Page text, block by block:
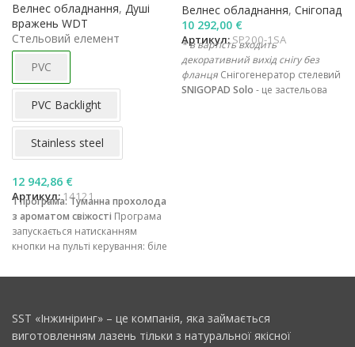
Велнес обладнання, Душі
вражень WDT
Стельовий елемент
PVC
PVС Backlight
Stainless steel
12 942,86 €
Артикул:14121
1 програма: Туманна прохолода
з ароматом свіжості Програма
запускається натисканням
кнопки на пульті керування: біле
Починається прохолодний
ароматом. Десь далеко шумить
гірський струмок. Програма
Велнес обладнання, Снігопад
10 292,00 €
Артикул:SP200-1SA
* в вартість входить
декоративний вихід снігу без
фланця Снігогенератор стелевий
SNIGOPAD Solo - це застельова
SST «Інжиніринг» – це компанія, яка займається
виготовленням лазень тільки з натуральної якісної